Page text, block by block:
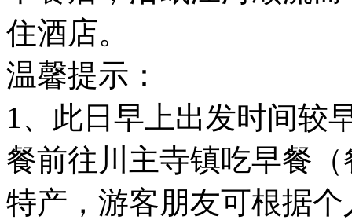
住酒店。
温馨提示：
1、此日早上出发时间较
餐前往川主寺镇吃早餐
特产，游客朋友可根据